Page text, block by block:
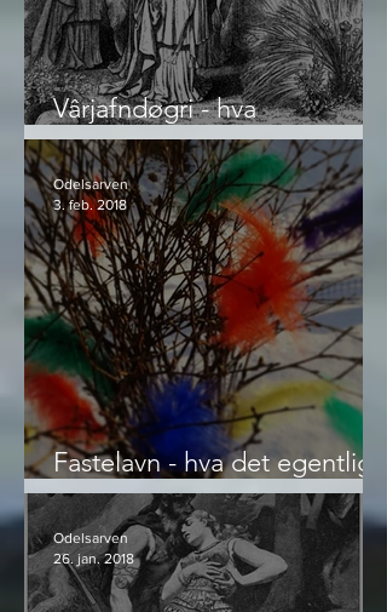
Vârjafndøgri - hva
Bendiksmesse og Jamvår
egentlig er
Fastelavn - hva det egentlig
er
Odelsarven
3. feb. 2018
Odelsarven
26. jan. 2018